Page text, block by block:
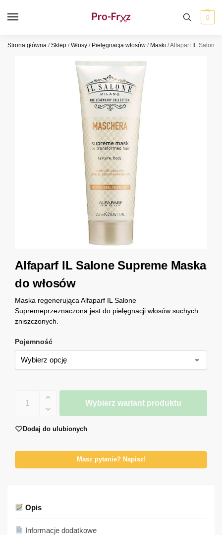
0
Strona główna /Sklep /Włosy / Pielęgnacja włosów / Maski /Alfaparf IL Salone
Alfaparf IL Salone Supreme Maska
do włosów
Maska regenerująca Alfaparf IL Salone
Supremeprzeznaczona jest do pielęgnacji włosów suchych
zniszczonych.
Pojemność
Wybierz wariant produktu
Dodaj do ulubionych
Masz pytanie? Napisz!
Opis
Informacje dodatkowe